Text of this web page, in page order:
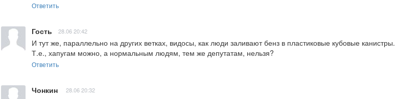
Ответить
Гость 28.06 20:42
И тут же, параллельно на других ветках, видосы, как люди заливают бенз в пластиковые кубовые канистры.
Т.е., хапугам можно, а нормальным людям, тем же депутатам, нельзя?
Ответить
Чонкин 28.06 20:32